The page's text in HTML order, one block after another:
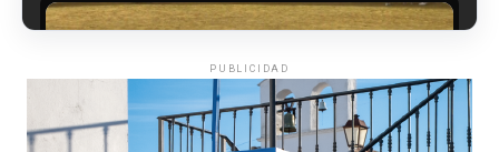
PUBLICIDAD